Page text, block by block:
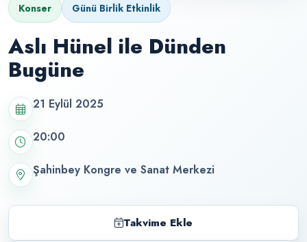
Konser Günü Birlik Etkinlik
Aslı Hünel ile Dünden
Bugüne
21 Eylül 2025
20:00
Şahinbey Kongre ve Sanat Merkezi
Takvime Ekle